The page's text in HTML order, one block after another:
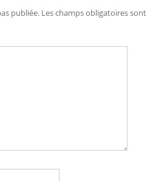
publiée. Les champs obligatoires sont